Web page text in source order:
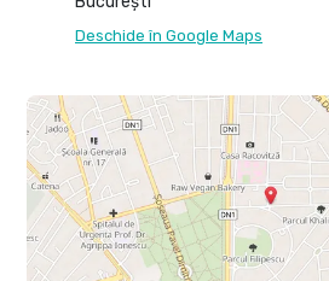
Deschide în Google Maps